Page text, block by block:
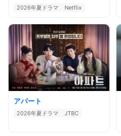
2026年夏ドラマ Netflix
アパート
2026年夏ドラマ JTBC